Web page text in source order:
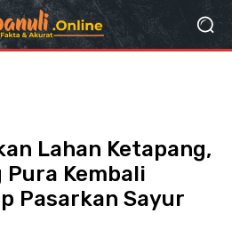
Lahan Ketapang,
Pura Kembali
Pasarkan Sayur